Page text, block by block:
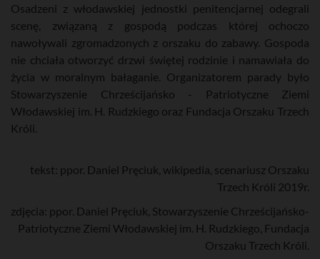
Osadzeni z włodawskiej jednostki penitencjarnej odegrali
scenę, związaną z gospodą podczas której ochoczo
nawoływali zgromadzonych z orszaku do zabawy. Gospoda
nie chciała otworzyć drzwi świętej rodzinie i namawiała do
życia w moralnym bałaganie. Organizatorem parady było
Stowarzyszenie Chrześcijańsko - Patriotyczne Ziemi
Włodawskiej im. H. Rudzkiego oraz Fundacja Orszaku Trzech
Króli.
tekst: ppor. Daniel Pręciuk, wikipedia, scenariusz Orszaku
Trzech Króli 2019r.
zdjęcia: ppor. Daniel Pręciuk, Stowarzyszenie Chrześcijańsko-
Patriotyczne Ziemi Włodawskiej im. H. Rudzkiego, Fundacja
Orszaku Trzech Króli.